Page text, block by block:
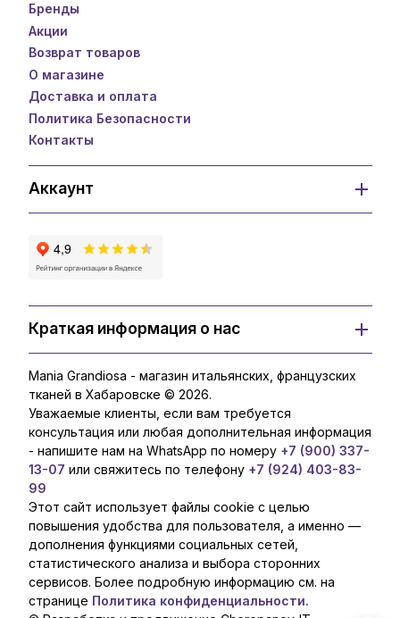
Бренды
Акции
Возврат товаров
О магазине
Доставка и оплата
Политика Безопасности
Контакты
Аккаунт
Краткая информация о нас
Mania Grandiosa - магазин итальянских, французских
тканей в Хабаровске © 2026.
Уважаемые клиенты, если вам требуется
консультация или любая дополнительная информация
- напишите нам на WhatsApp по номеру +7 (900) 337-
13-07 или свяжитесь по телефону +7 (924) 403-83-
99
Этот сайт использует файлы cookie с целью
повышения удобства для пользователя, а именно —
дополнения функциями социальных сетей,
статистического анализа и выбора сторонних
сервисов. Более подробную информацию см. на
странице Политика конфиденциальности.